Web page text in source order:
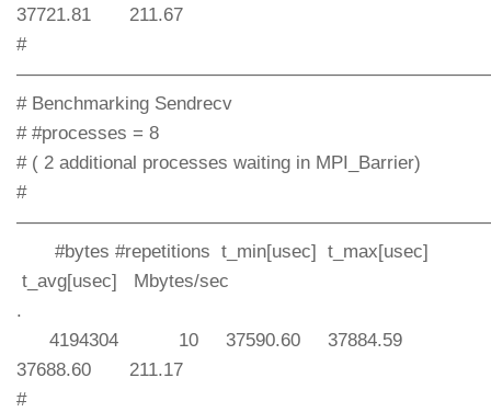
37721.81 211.67
#
—————————————————————————–
# Benchmarking Sendrecv
# #processes = 8
# ( 2 additional processes waiting in MPI_Barrier)
#
—————————————————————————–
#bytes #repetitions t_min[usec] t_max[usec]
t_avg[usec] Mbytes/sec
.
4194304 10 37590.60 37884.59
37688.60 211.17
#